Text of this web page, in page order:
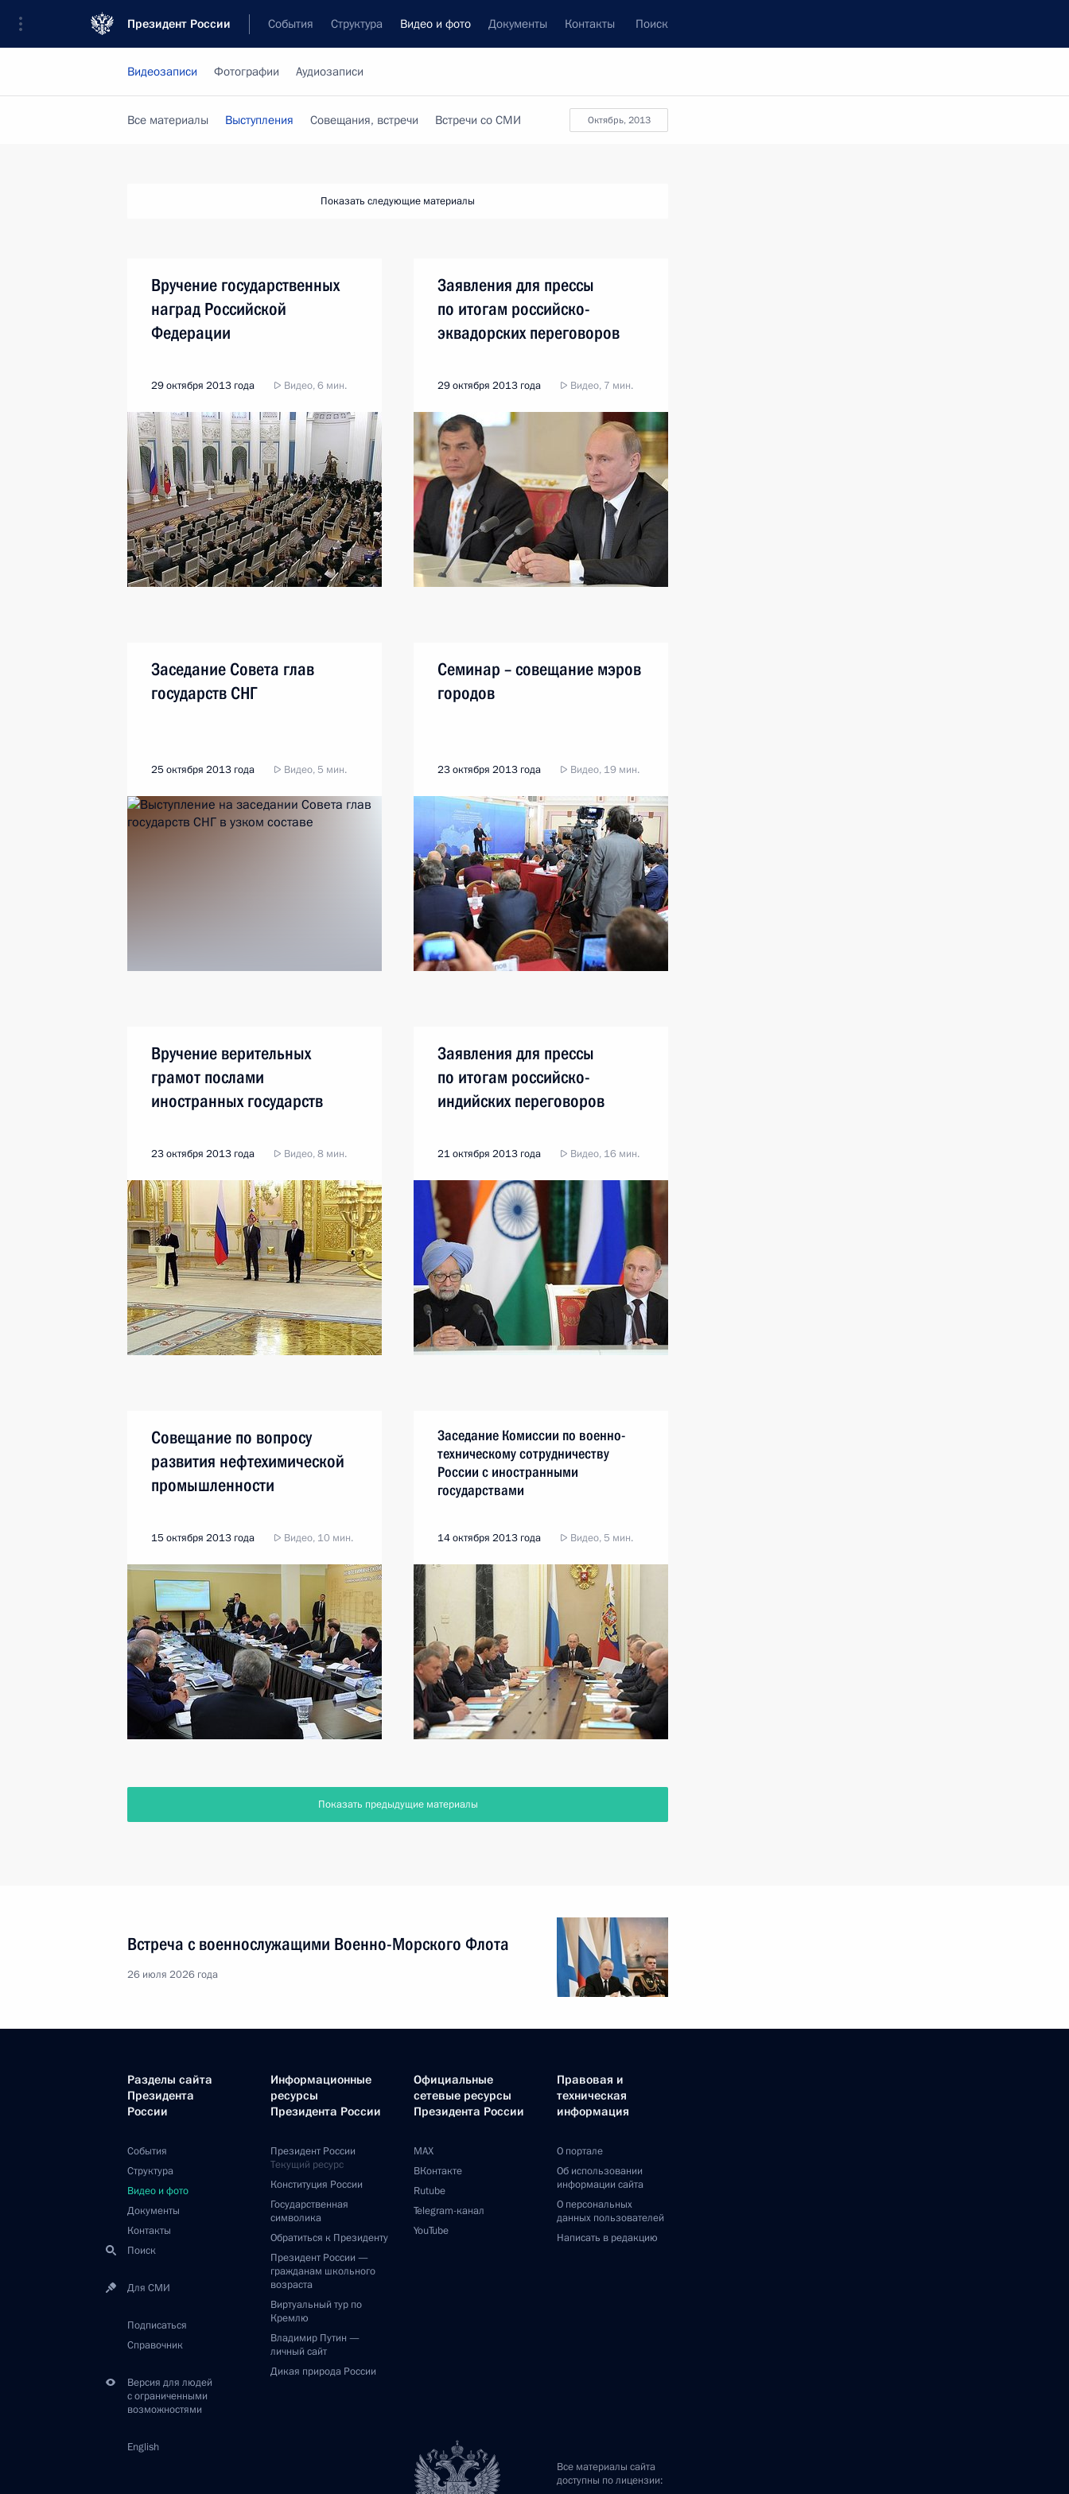
Президент России События Структура Видео и фото Документы Контакты Поиск
Видеозаписи Фотографии Аудиозаписи
октябрь, 2013
Все материалы Выступления Совещания, встречи Встречи со СМИ
Показать следующие материалы
Вручение государственных
наград Российской
Федерации
29 октября 2013 года Видео, 6 мин.
Заявления для прессы
по итогам российско-
эквадорских переговоров
29 октября 2013 года Видео, 7 мин.
Заседание Совета глав
государств СНГ
25 октября 2013 года Видео, 5 мин.
Семинар – совещание мэров
городов
23 октября 2013 года Видео, 19 мин.
Вручение верительных
грамот послами
иностранных государств
23 октября 2013 года Видео, 8 мин.
Заявления для прессы
по итогам российско-
индийских переговоров
21 октября 2013 года Видео, 16 мин.
Совещание по вопросу
развития нефтехимической
промышленности
15 октября 2013 года Видео, 10 мин.
Заседание Комиссии по военно-
техническому сотрудничеству
России с иностранными
государствами
14 октября 2013 года Видео, 5 мин.
Показать предыдущие материалы
Встреча с военнослужащими Военно-Морского Флота
26 июля 2026 года
Разделы сайта
Президента
России
События
Структура
Видео и фото
Документы
Контакты
Поиск
Для СМИ
Подписаться
Справочник
Версия для людей
с ограниченными
возможностями
English
Информационные
ресурсы
Президента России
Президент России
Текущий ресурс
Конституция России
Государственная
символика
Обратиться к Президенту
Президент России —
гражданам школьного
возраста
Виртуальный тур по
Кремлю
Владимир Путин —
личный сайт
Дикая природа России
Официальные
сетевые ресурсы
Президента России
MAX
ВКонтакте
Rutube
Telegram-канал
YouTube
Правовая и
техническая
информация
О портале
Об использовании
информации сайта
О персональных
данных пользователей
Написать в редакцию
Все материалы сайта
доступны по лицензии: